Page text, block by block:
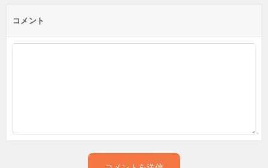
コメント